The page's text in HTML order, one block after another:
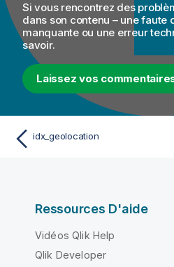
Si vous rencontrez des
dans son contenu – une faute
manquante ou une erreur
savoir.
Laissez vos
idx_geolocation
Ressources D'aide
Vidéos Qlik Help
Qlik Developer